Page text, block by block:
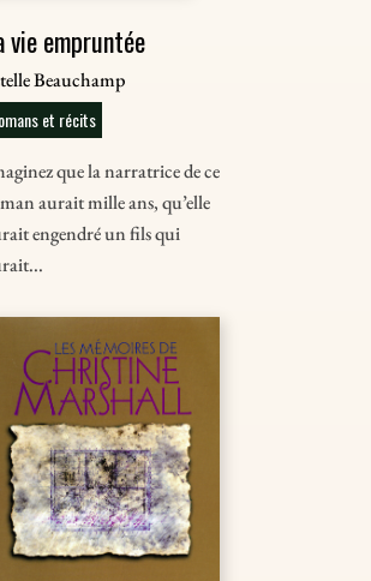
vie empruntée
Beauchamp
et récits
que la narratrice de ce
aurait mille ans, qu’elle
engendré un ﬁls qui